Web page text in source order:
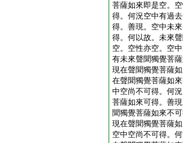
菩薩如來即是空。
得。何況空中有過
得。善現。空中未
得。何以故。未來
空。空性亦空。空
有未來聲聞獨覺菩
現在聲聞獨覺菩薩
在聲聞獨覺菩薩如
中空尚不可得。何
菩薩如來可得。善
聞獨覺菩薩如來不
現在聲聞獨覺菩薩
空中空尚不可得。